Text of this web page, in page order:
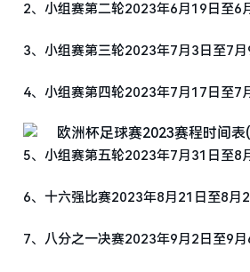
2、小组赛第二轮2023年6月19日至6
3、小组赛第三轮2023年7月3日至7月
4、小组赛第四轮2023年7月17日至7
5、小组赛第五轮2023年7月31日至8
6、十六强比赛2023年8月21日至8月
7、八分之一决赛2023年9月2日至9月